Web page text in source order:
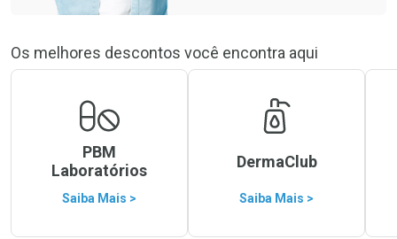
Os melhores descontos você encontra aqui
PBM
Laboratórios
Saiba Mais >
DermaClub
Saiba Mais >